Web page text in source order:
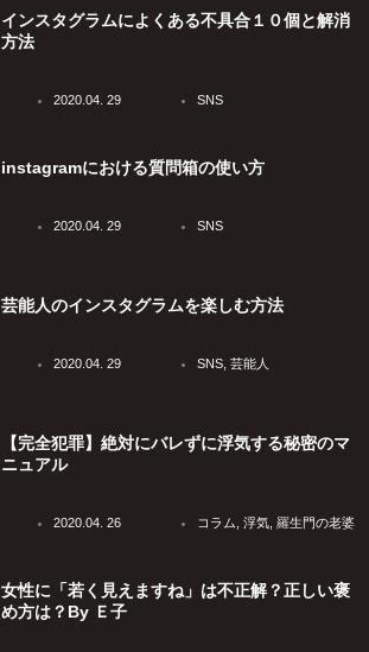
インスタグラムによくある不具合１０個と解消
方法
2020.04. 29 SNS
instagramにおける質問箱の使い方
2020.04. 29 SNS
芸能人のインスタグラムを楽しむ方法
2020.04. 29 SNS, 芸能人
【完全犯罪】絶対にバレずに浮気する秘密のマ
ニュアル
2020.04. 26 コラム 浮気, 羅生門の老婆
女性に「若く見えますね」は不正解？正しい褒
め方は？By Ｅ子